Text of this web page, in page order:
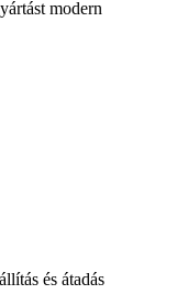
modern
és átadás